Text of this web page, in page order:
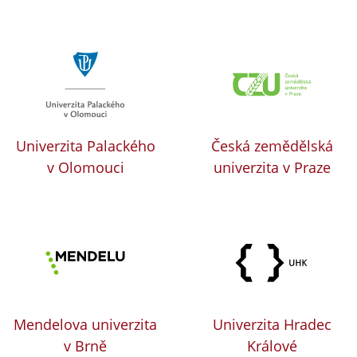
Univerzita Palackého
v Olomouci
Česká zemědělská
univerzita v Praze
Mendelova univerzita
v Brně
Univerzita Hradec
Králové